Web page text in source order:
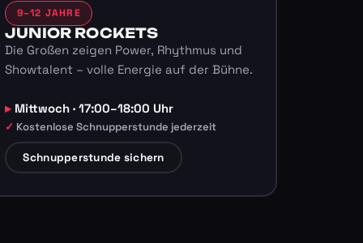
9–12 JAHRE
JUNIOR ROCKETS
Die Großen zeigen Power, Rhythmus und
Showtalent – volle Energie auf der Bühne.
Mittwoch · 17:00–18:00 Uhr
Kostenlose Schnupperstunde jederzeit
Schnupperstunde sichern